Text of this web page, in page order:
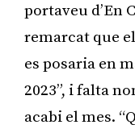
portaveu d’En
remarcat que
es posaria en
2023”, i falta
acabi el mes.